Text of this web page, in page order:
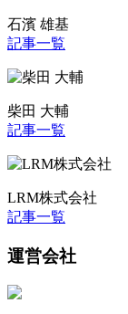
石濱 雄基
記事一覧
柴田 大輔
記事一覧
LRM株式会社
記事一覧
運営会社